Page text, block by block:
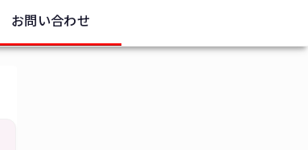
お問い合わせ